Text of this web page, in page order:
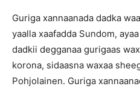
Guriga xannaanada dadka
yaalla xaafadda Sundom,
dadkii degganaa gurigaas
korona, sidaasna waxaa
Pohjolainen. Guriga